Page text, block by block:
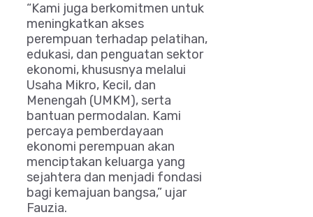
“Kami juga berkomitmen untuk
meningkatkan akses
perempuan terhadap pelatihan,
edukasi, dan penguatan sektor
ekonomi, khususnya melalui
Usaha Mikro, Kecil, dan
Menengah (UMKM), serta
bantuan permodalan. Kami
percaya pemberdayaan
ekonomi perempuan akan
menciptakan keluarga yang
sejahtera dan menjadi fondasi
bagi kemajuan bangsa,” ujar
Fauzia.